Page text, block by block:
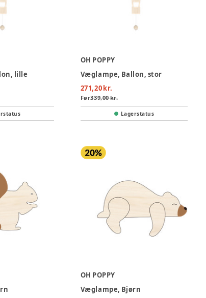
lille
OH POPPY
Væglampe, Ballon, stor
271,20 kr.
Før339,00 kr.
Lagerstatus
OH POPPY
Væglampe, Bjørn